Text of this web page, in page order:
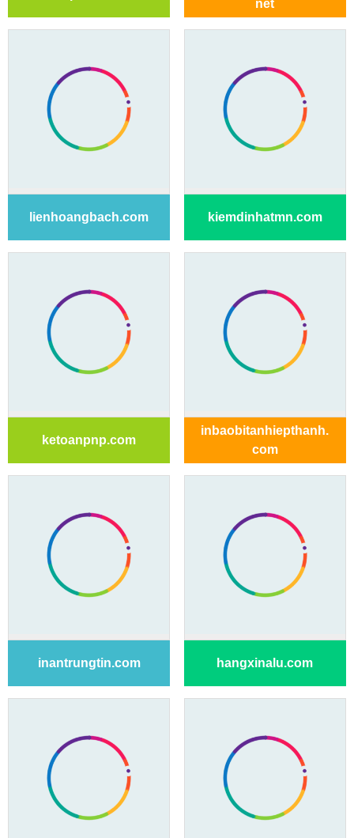
net
lienhoangbach.com kiemdinhatmn.com
ketoanpnp.com
inbaobitanhiepthanh.
com
inantrungtin.com hangxinalu.com